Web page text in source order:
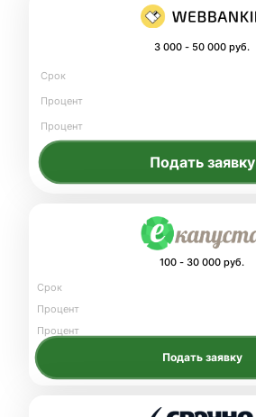
3 000 - 50 000 руб.
Срок
Процент
Процент
Подать заявку
100 - 30 000 руб.
Срок
Процент
Процент
Подать заявку